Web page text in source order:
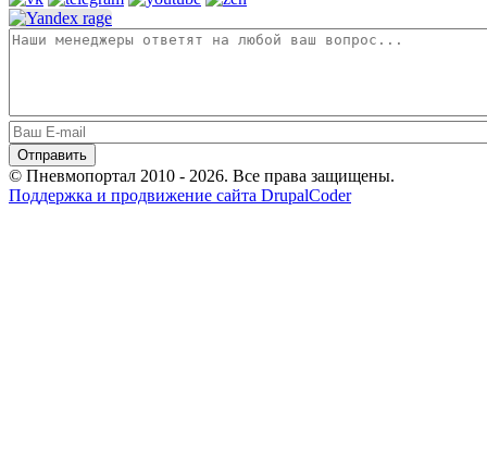
© Пневмопортал 2010 - 2026. Все права защищены.
Поддержка и продвижение сайта DrupalCoder